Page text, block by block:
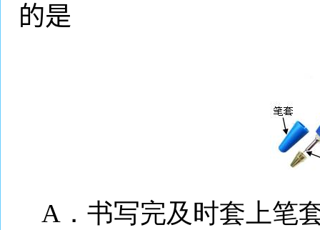
的是
A ．书写完及时套上笔